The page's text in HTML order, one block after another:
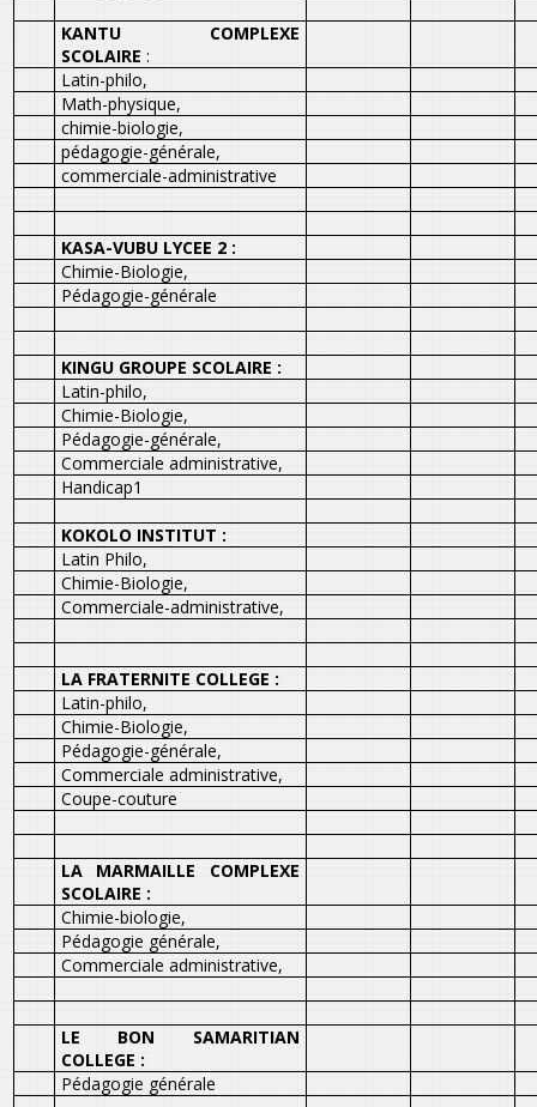
KANTU COMPLEXE
SCOLAIRE :
Latin-philo,
Math-physique,
chimie-biologie,
pédagogie-générale,
commerciale-administrative
KASA-VUBU LYCEE 2 :
Chimie-Biologie,
Pédagogie-générale
KINGU GROUPE SCOLAIRE :
Latin-philo,
Chimie-Biologie,
Pédagogie-générale,
Commerciale administrative,
Handicap1
KOKOLO INSTITUT :
Latin Philo,
Chimie-Biologie,
Commerciale-administrative,
LA FRATERNITE COLLEGE :
Latin-philo,
Chimie-Biologie,
Pédagogie-générale,
Commerciale administrative,
Coupe-couture
LA MARMAILLE COMPLEXE
SCOLAIRE :
Chimie-biologie,
Pédagogie générale,
Commerciale administrative,
LE BON SAMARITIAN
COLLEGE :
Pédagogie générale